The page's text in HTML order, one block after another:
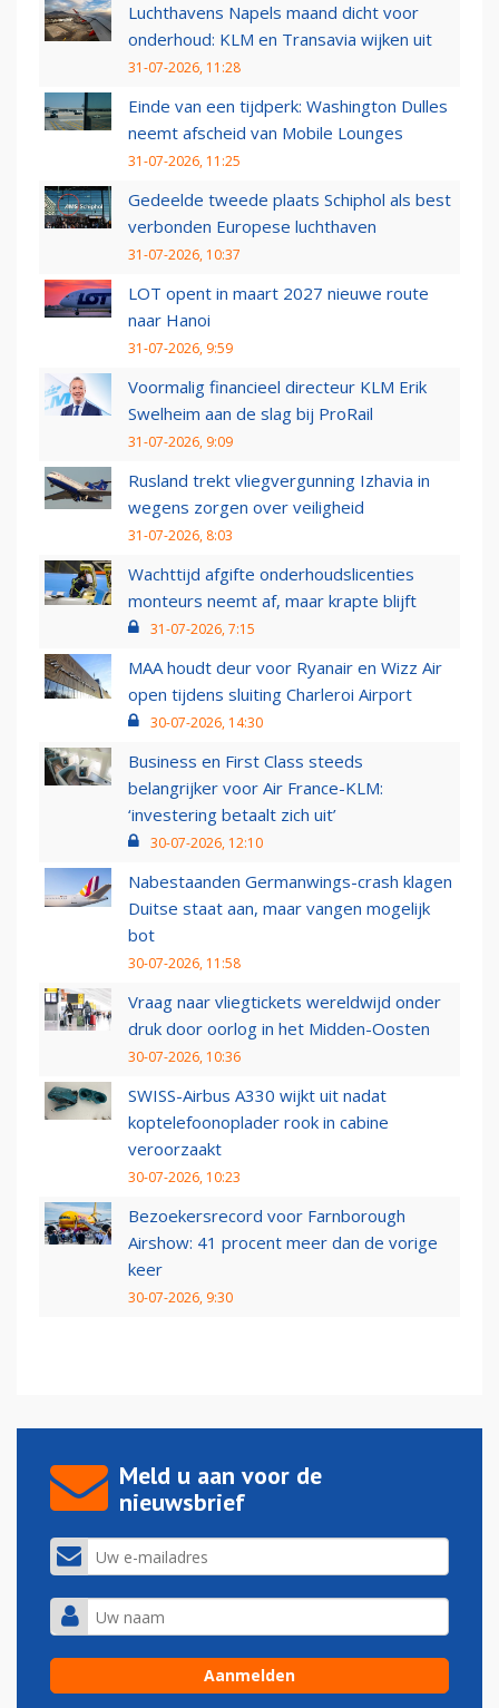
Luchthavens Napels maand dicht voor
onderhoud: KLM en Transavia wijken uit
31-07-2026, 11:28
Einde van een tijdperk: Washington Dulles
neemt afscheid van Mobile Lounges
31-07-2026, 11:25
Gedeelde tweede plaats Schiphol als best
verbonden Europese luchthaven
31-07-2026, 10:37
LOT opent in maart 2027 nieuwe route
naar Hanoi
31-07-2026, 9:59
Voormalig financieel directeur KLM Erik
Swelheim aan de slag bij ProRail
31-07-2026, 9:09
Rusland trekt vliegvergunning Izhavia in
wegens zorgen over veiligheid
31-07-2026, 8:03
Wachttijd afgifte onderhoudslicenties
monteurs neemt af, maar krapte blijft
31-07-2026, 7:15
MAA houdt deur voor Ryanair en Wizz Air
open tijdens sluiting Charleroi Airport
30-07-2026, 14:30
Business en First Class steeds
belangrijker voor Air France-KLM:
‘investering betaalt zich uit’
30-07-2026, 12:10
Nabestaanden Germanwings-crash klagen
Duitse staat aan, maar vangen mogelijk
bot
30-07-2026, 11:58
Vraag naar vliegtickets wereldwijd onder
druk door oorlog in het Midden-Oosten
30-07-2026, 10:36
SWISS-Airbus A330 wijkt uit nadat
koptelefoonoplader rook in cabine
veroorzaakt
30-07-2026, 10:23
Bezoekersrecord voor Farnborough
Airshow: 41 procent meer dan de vorige
keer
30-07-2026, 9:30
Meld u aan voor de
nieuwsbrief